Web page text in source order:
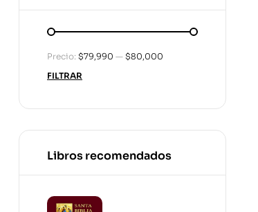
FILTRAR
Precio: $79,990 — $80,000
Libros recomendados